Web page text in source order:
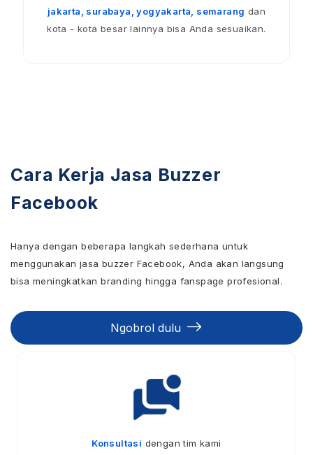
jakarta, surabaya, yogyakarta, semarang dan
kota - kota besar lainnya bisa Anda sesuaikan.
Konsultasi dengan tim kami
Cara Kerja Jasa Buzzer
Facebook
Hanya dengan beberapa langkah sederhana untuk
menggunakan jasa buzzer Facebook, Anda akan langsung
bisa meningkatkan branding hingga fanspage profesional.
Ngobrol dulu